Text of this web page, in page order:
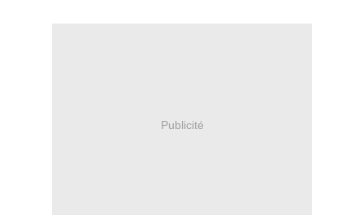
Publicité